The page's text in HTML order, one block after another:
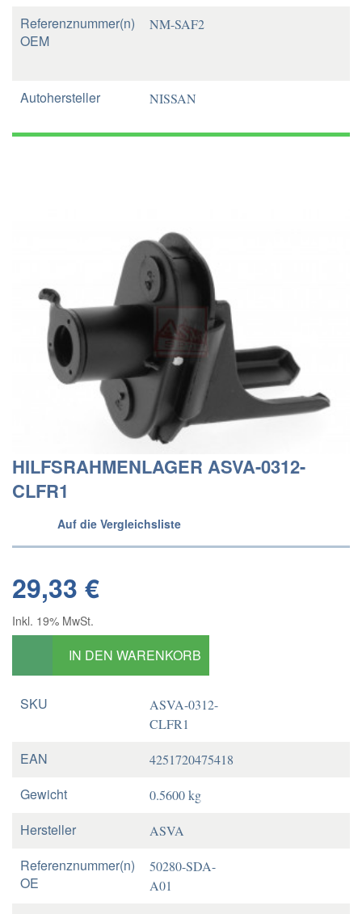
Referenznummer(n)
OEM
NM-SAF2
Autohersteller NISSAN
HILFSRAHMENLAGER ASVA-0312-
CLFR1
Auf die Vergleichsliste
29,33 €
Inkl. 19% MwSt.
IN DEN WARENKORB
SKU
ASVA-0312-
CLFR1
EAN 4251720475418
Gewicht 0.5600 kg
Hersteller ASVA
Referenznummer(n)
OE
50280-SDA-
A01